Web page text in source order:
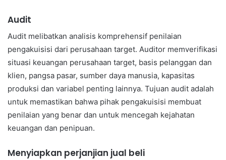
Audit
Audit melibatkan analisis komprehensif penilaian
pengakuisisi dari perusahaan target. Auditor memverifikasi
situasi keuangan perusahaan target, basis pelanggan dan
klien, pangsa pasar, sumber daya manusia, kapasitas
produksi dan variabel penting lainnya. Tujuan audit adalah
untuk memastikan bahwa pihak pengakuisisi membuat
penilaian yang benar dan untuk mencegah kejahatan
keuangan dan penipuan.
Menyiapkan perjanjian jual beli